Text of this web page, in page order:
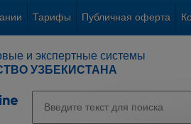
Тарифы Публичная оферта
и экспертные системы
УЗБЕКИСТАНА